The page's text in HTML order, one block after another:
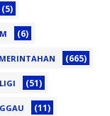
(5)
(6)
(665)
(51)
(11)